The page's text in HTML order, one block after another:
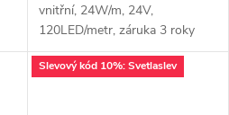
vnitřní, 24W/m, 24V,
120LED/metr, záruka 3 roky
Slevový kód 10%: Svetlaslev